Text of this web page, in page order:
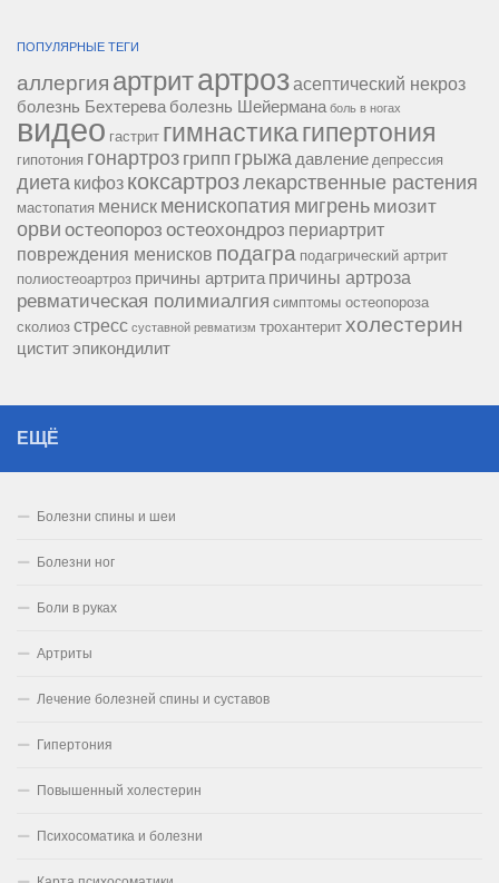
ПОПУЛЯРНЫЕ ТЕГИ
аллергия артритартрозасептический некроз
болезнь Бехтерева болезнь Шейермана боль в ногах
видео гастрит гимнастикагипертония
гипотония гонартроз грипп грыжа давление депрессия
диета кифоз коксартрозлекарственные растения
мастопатия мениск менископатия мигрень миозит
орви остеопороз остеохондроз периартрит
повреждения менисков подагра подагрический артрит
полиостеоартроз причины артрита причины артроза
ревматическая полимиалгия симптомы остеопороза
сколиоз стресс суставной ревматизм трохантерит холестерин
циститэпикондилит
ЕЩЁ
Болезни спины и шеи
Болезни ног
Боли в руках
Артриты
Лечение болезней спины и суставов
Гипертония
Повышенный холестерин
Психосоматика и болезни